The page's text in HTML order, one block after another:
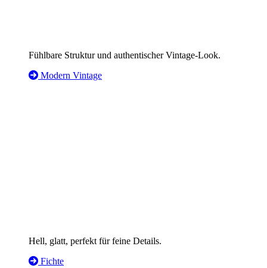
Fühlbare Struktur und authentischer Vintage-Look.
Modern Vintage
Hell, glatt, perfekt für feine Details.
Fichte